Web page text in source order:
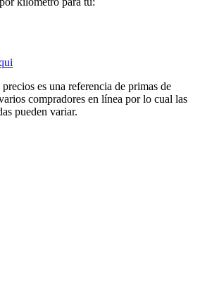
es una referencia de primas de
compradores en línea por lo cual las
pueden variar.